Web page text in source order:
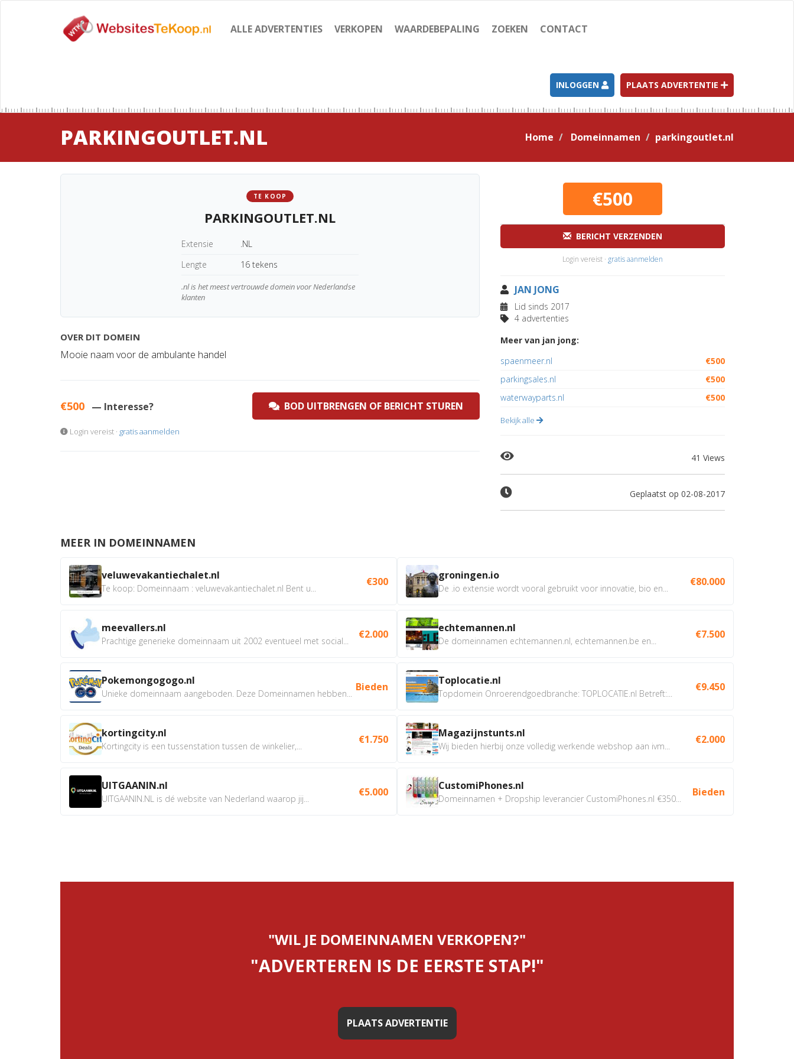
ALLE ADVERTENTIES VERKOPEN WAARDEBEPALING ZOEKEN CONTACT
INLOGGEN PLAATS ADVERTENTIE
PARKINGOUTLET.NL Home Domeinnamen parkingoutlet.nl
TE KOOP
PARKINGOUTLET.NL
Extensie
.NL
Lengte
16 tekens
.nl is het meest vertrouwde domein voor Nederlandse
klanten
OVER DIT DOMEIN
Mooie naam voor de ambulante handel
€500 — Interesse? BOD UITBRENGEN OF BERICHT STUREN
Login vereist · gratis aanmelden
€500
BERICHT VERZENDEN
Login vereist · gratis aanmelden
JAN JONG
Lid sinds 2017
4 advertenties
Meer van jan jong:
spaenmeer.nl
€500
parkingsales.nl
€500
waterwayparts.nl
€500
Bekijk alle
41 Views
Geplaatst op 02-08-2017
MEER IN DOMEINNAMEN
veluwevakantiechalet.nl
Te koop: Domeinnaam : veluwevakantiechalet.nl Bent u...
€300
meevallers.nl
Prachtige generieke domeinnaam uit 2002 eventueel met social...
€2.000
Pokemongogogo.nl
Unieke domeinnaam aangeboden. Deze Domeinnamen hebben...
Bieden
kortingcity.nl
Kortingcity is een tussenstation tussen de winkelier,...
€1.750
UITGAANIN.nl
UITGAANIN.NL is dé website van Nederland waarop jij...
€5.000
groningen.io
De .io extensie wordt vooral gebruikt voor innovatie, bio en...
€80.000
echtemannen.nl
De domeinnamen echtemannen.nl, echtemannen.be en...
€7.500
Toplocatie.nl
Topdomein Onroerendgoedbranche: TOPLOCATIE.nl Betreft:...
€9.450
Magazijnstunts.nl
Wij bieden hierbij onze volledig werkende webshop aan ivm...
€2.000
CustomiPhones.nl
Domeinnamen + Dropship leverancier CustomiPhones.nl €350...
Bieden
"WIL JE DOMEINNAMEN VERKOPEN?"
"ADVERTEREN IS DE EERSTE STAP!"
PLAATS ADVERTENTIE